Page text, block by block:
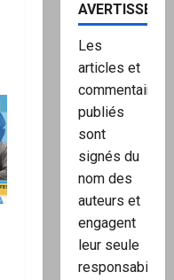
Les
articles et
commentaires
publiés
sont
signés du
nom des
auteurs et
engagent
leur seule
responsabilité,